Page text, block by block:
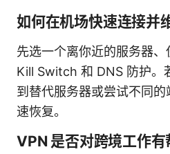
如何在机场快速连接并
先选一个离你近的服务器
Kill Switch 和 DNS 防护。
到替代服务器或尝试不同
速恢复。
VPN 是否对跨境工作有